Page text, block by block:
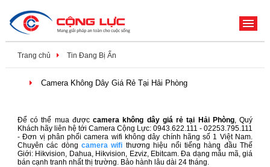
Trang chủ Tin Đang Bị Ẩn
Camera Không Dây Giá Rẻ Tại Hải Phòng
Để có thể mua đượccamera không dây giá rẻ tại Hải Phòng, Quý
Khách hãy liên hệ tới Camera Cộng Lực: 0943.622.111 - 02253.795.111
- Đơn vị phân phối camera wifi không dây chính hãng số 1 Việt Nam.
Chuyên các dòngcamera wifi thương hiệu nổi tiếng hàng đầu Thế
Giới: Hikvision, Dahua, Hikvision, Ezviz, Ebitcam. Đa dạng mẫu mã, giá
bán cạnh tranh nhất thị trường. Bảo hành lâu dài 24 tháng.